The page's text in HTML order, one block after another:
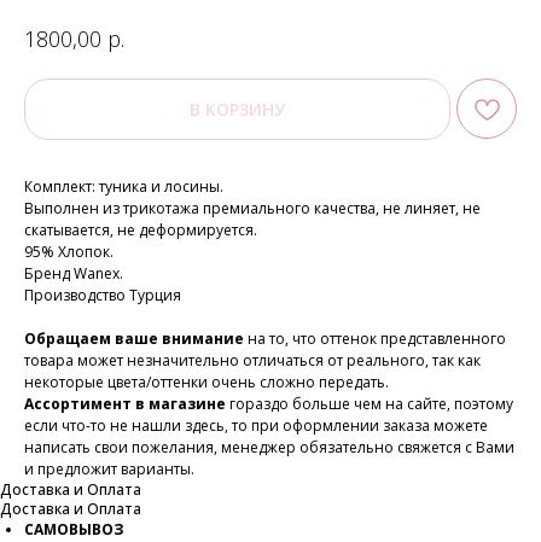
1800,00 р.
В КОРЗИНУ
Комплект: туника и лосины.
Выполнен из трикотажа премиального качества, не линяет, не
скатывается, не деформируется.
95% Хлопок.
Бренд Wanex.
Производство Турция
Обращаем ваше внимание на то, что оттенок представленного
товара может незначительно отличаться от реального, так как
некоторые цвета/оттенки очень сложно передать.
Ассортимент в магазине гораздо больше чем на сайте, поэтому
если что-то не нашли здесь, то при оформлении заказа можете
написать свои пожелания, менеджер обязательно свяжется с Вами
и предложит варианты.
Доставка и Оплата
Доставка и Оплата
САМОВЫВОЗ